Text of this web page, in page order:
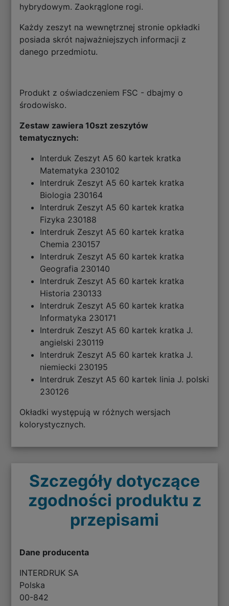
hybrydowym. Zaokrąglone rogi.
Każdy zeszyt na wewnętrznej stronie opkładki
posiada skrót najważniejszych informacji z
danego przedmiotu.
Produkt z oświadczeniem FSC - dbajmy o
środowisko.
Zestaw zawiera 10szt zeszytów
tematycznych:
Interduk Zeszyt A5 60 kartek kratka
Matematyka 230102
Interdruk Zeszyt A5 60 kartek kratka
Biologia 230164
Interdruk Zeszyt A5 60 kartek kratka
Fizyka 230188
Interdruk Zeszyt A5 60 kartek kratka
Chemia 230157
Interdruk Zeszyt A5 60 kartek kratka
Geografia 230140
Interdruk Zeszyt A5 60 kartek kratka
Historia 230133
Interdruk Zeszyt A5 60 kartek kratka
Informatyka 230171
Interdruk Zeszyt A5 60 kartek kratka J.
angielski 230119
Interdruk Zeszyt A5 60 kartek kratka J.
niemiecki 230195
Interdruk Zeszyt A5 60 kartek linia J. polski
230126
Okładki występują w różnych wersjach
kolorystycznych.
Szczegóły dotyczące
zgodności produktu z
przepisami
Dane producenta
INTERDRUK SA
Polska
00-842